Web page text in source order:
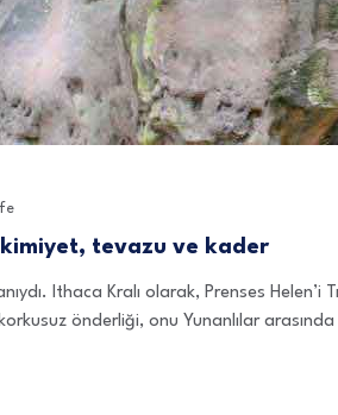
tevazu ve kader
Ithaca Kralı olarak, Prenses
önderliği, onu Yunanlılar